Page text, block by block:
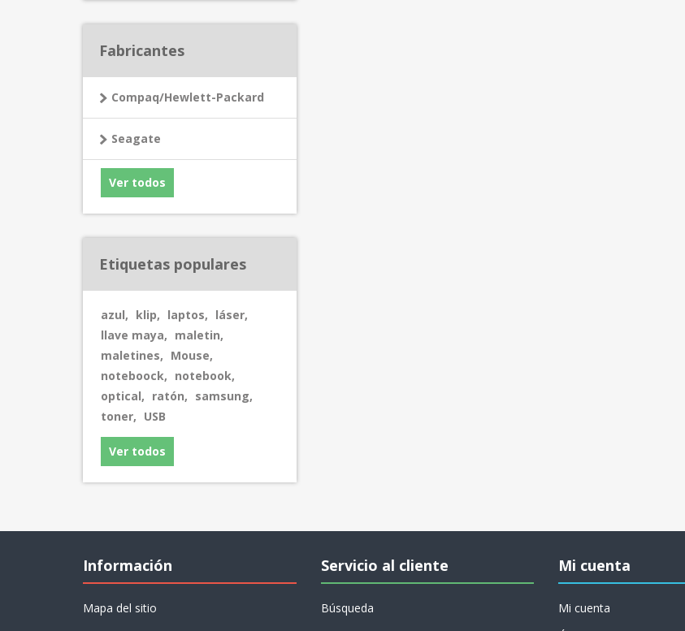
Fabricantes
Compaq/Hewlett-Packard
Seagate
Ver todos
Etiquetas populares
azul, klip, laptos, láser,
llave maya, maletin,
maletines, Mouse,
noteboock, notebook,
optical, ratón, samsung,
toner, USB
Ver todos
Información
Mapa del sitio
Servicio al cliente
Búsqueda
Mi cuenta
Mi cuenta